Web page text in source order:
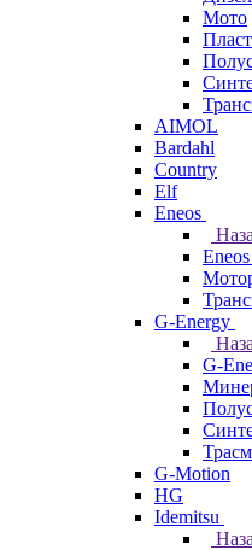
Мото
AIMOL
Bardahl
Country
Elf
Eneos
Eneos
G-Energy
G-
G-Motion
HG
Idemitsu